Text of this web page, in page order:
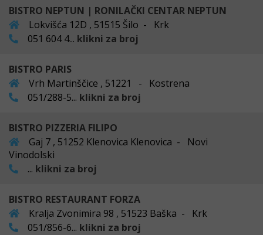
BISTRO NEPTUN | RONILAČKI CENTAR NEPTUN
Lokvišća 12D , 51515 Šilo - Krk
051 604 4... klikni za broj
BISTRO PARIS
Vrh Martinščice , 51221 - Kostrena
051/288-5... klikni za broj
BISTRO PIZZERIA FILIPO
Gaj 7 , 51252 Klenovica Klenovica - Novi
Vinodolski
... klikni za broj
BISTRO RESTAURANT FORZA
Kralja Zvonimira 98 , 51523 Baška - Krk
051/856-6... klikni za broj